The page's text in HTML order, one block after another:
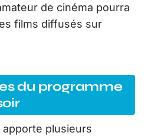
de cinéma pourra
films diffusés sur
du programme
apporte plusieurs